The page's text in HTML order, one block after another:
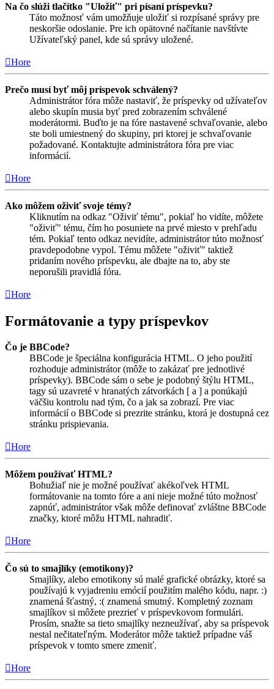
Na čo slúži tlačítko "Uložiť" pri písaní príspevku?
Táto možnosť vám umožňuje uložiť si rozpísané správy pre
neskoršie odoslanie. Pre ich opätovné načítanie navštívte
Užívateľský panel, kde sú správy uložené.
Hore
Prečo musí byť môj príspevok schválený?
Administrátor fóra môže nastaviť, že príspevky od užívateľov
alebo skupín musia byť pred zobrazením schválené
moderátormi. Buďto je na fóre nastavené schvaľovanie, alebo
ste boli umiestnený do skupiny, pri ktorej je schvaľovanie
požadované. Kontaktujte administrátora fóra pre viac
informácií.
Hore
Ako môžem oživiť svoje témy?
Kliknutím na odkaz "Oživiť tému", pokiaľ ho vidíte, môžete
"oživiť" tému, čím ho posuniete na prvé miesto v prehľadu
tém. Pokiaľ tento odkaz nevidíte, administrátor túto možnosť
pravdepodobne vypol. Tému môžete "oživiť" taktiež
pridaním nového príspevku, ale dbajte na to, aby ste
neporušili pravidlá fóra.
Hore
Formátovanie a typy príspevkov
Čo je BBCode?
BBCode je špeciálna konfigurácia HTML. O jeho použití
rozhoduje administrátor (môže to zakázať pre jednotlivé
príspevky). BBCode sám o sebe je podobný štýlu HTML,
tagy sú uzavreté v hranatých zátvorkách [ a ] a ponúkajú
väčšiu kontrolu nad tým, čo a jak sa zobrazí. Pre viac
informácií o BBCode si prezrite stránku, ktorá je dostupná cez
stránku prispievania.
Hore
Môžem používať HTML?
Bohužiaľ nie je možné používať akékoľvek HTML
formátovanie na tomto fóre a ani nieje možné túto možnosť
zapnúť, administrátor však môže definovať zvláštne BBCode
značky, ktoré môžu HTML nahradiť.
Hore
Čo sú to smajlíky (emotikony)?
Smajlíky, alebo emotikony sú malé grafické obrázky, ktoré sa
používajú k vyjadreniu emócií použitím malého kódu, napr. :)
znamená šťastný, :( znamená smutný. Kompletný zoznam
smajlíkov si môžete prezrieť v príspevkovom formulári.
Prosím, snažte sa tieto smajlíky nezneužívať, aby sa príspevok
nestal nečitateľným. Moderátor môže taktiež prípadne váš
príspevok v tomto smere zmeniť.
Hore